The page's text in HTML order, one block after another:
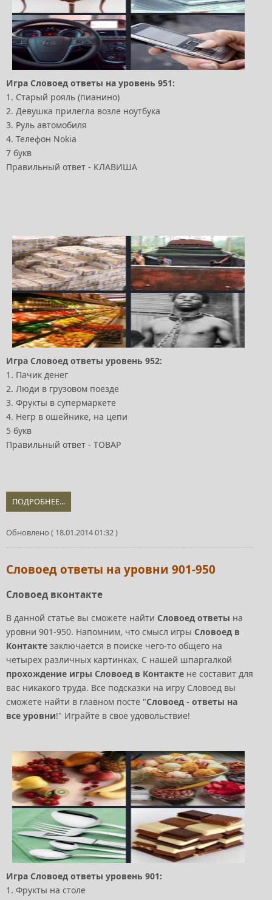
Игра Словоед ответы на уровень 951:
1. Старый рояль (пианино)
2. Девушка прилегла возле ноутбука
3. Руль автомобиля
4. Телефон Nokia
7 букв
Правильный ответ - КЛАВИША
Игра Словоед ответы уровень 952:
1. Пачик денег
2. Люди в грузовом поезде
3. Фрукты в супермаркете
4. Негр в ошейнике, на цепи
5 букв
Правильный ответ - ТОВАР
ПОДРОБНЕЕ...
Обновлено ( 18.01.2014 01:32 )
Словоед ответы на уровни 901-950
Словоед вконтакте
В данной статье вы сможете найти Словоед ответы на
уровни 901-950. Напомним, что смысл игры Словоед в
Контакте заключается в поиске чего-то общего на
четырех различных картинках. С нашей шпаргалкой
прохождение игры Словоед в Контакте не составит для
вас никакого труда. Все подсказки на игру Словоед вы
сможете найти в главном посте "Словоед - ответы на
все уровни!" Играйте в свое удовольствие!
Игра Словоед ответы уровень 901:
1. Фрукты на столе